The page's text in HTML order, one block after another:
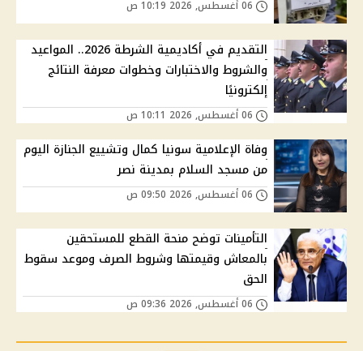
التقديم في أكاديمية الشرطة 2026.. المواعيد
والشروط والاختبارات وخطوات معرفة النتائج
إلكترونيًا
وفاة الإعلامية سونيا كمال وتشييع الجنازة اليوم
من مسجد السلام بمدينة نصر
التأمينات توضح منحة القطع للمستحقين
بالمعاش وقيمتها وشروط الصرف وموعد سقوط
الحق